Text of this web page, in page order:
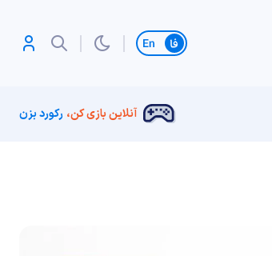
تغییر زبان
آنلاین بازی کن، رکورد بزن